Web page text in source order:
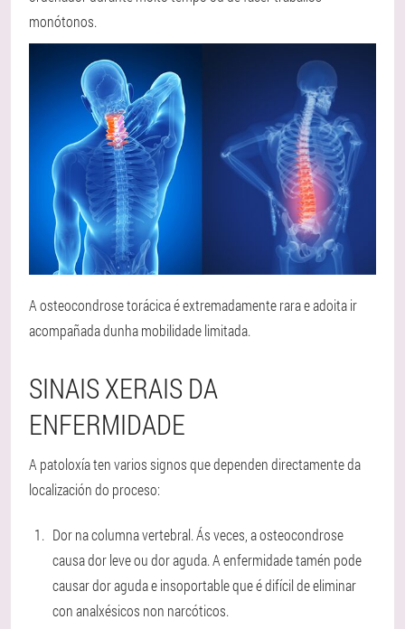
monótonos.
A osteocondrose torácica é extremadamente rara e adoita ir
acompañada dunha mobilidade limitada.
SINAIS XERAIS DA
ENFERMIDADE
A patoloxía ten varios signos que dependen directamente da
localización do proceso:
Dor na columna vertebral. Ás veces, a osteocondrose
causa dor leve ou dor aguda. A enfermidade tamén pode
causar dor aguda e insoportable que é difícil de eliminar
con analxésicos non narcóticos.